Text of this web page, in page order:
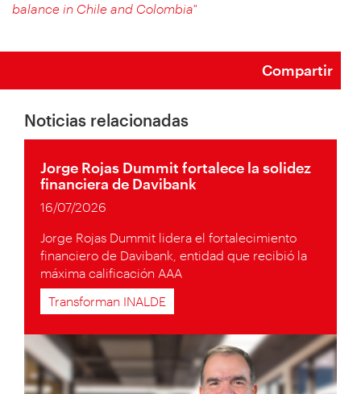
balance in Chile and Colombia"
Compartir
Noticias relacionadas
Jorge Rojas Dummit fortalece la solidez
financiera de Davibank
16/07/2026
Jorge Rojas Dummit lidera el fortalecimiento
financiero de Davibank, entidad que recibió la
máxima calificación AAA
Transforman INALDE